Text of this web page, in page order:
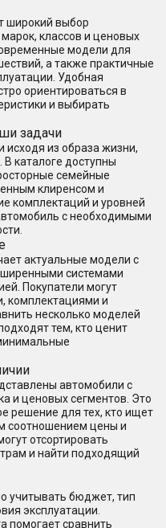
широкий выбор
классов и ценовых
модели для
а также практичные
Удобная
ориентироваться в
и выбирать
задачи
исходя из образа жизни,
каталоге доступны
семейные
клиренсом и
комплектаций и уровней
с необходимыми
актуальные модели с
системами
Покупатели могут
комплектациями и
несколько моделей
тем, кто ценит
автомобили с
и ценовых сегментов. Это
решение для тех, кто ищет
соотношением цены и
отсортировать
и найти подходящий
учитывать бюджет, тип
эксплуатации.
помогает сравнить